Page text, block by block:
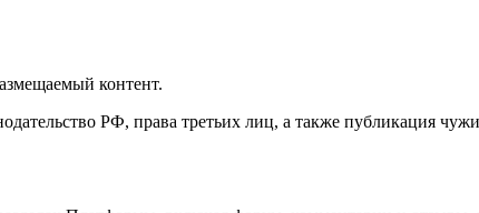
контент.
РФ, права третьих лиц, а также публикация